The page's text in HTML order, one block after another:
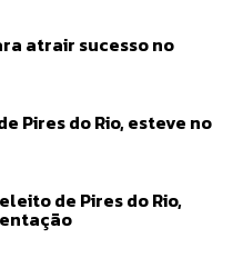
atrair sucesso no
Pires do Rio, esteve no
de Pires do Rio,